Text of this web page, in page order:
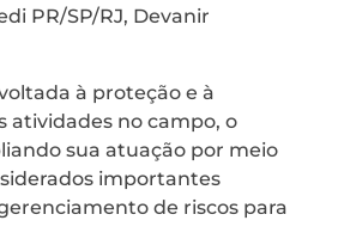
PR/SP/RJ, Devanir
à proteção e à
atividades no campo, o
sua atuação por meio
importantes
de riscos para